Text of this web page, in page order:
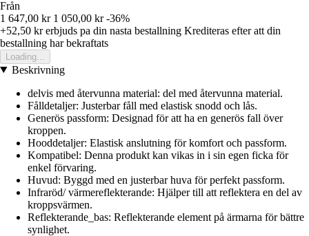
Från
1 647,00 kr 1 050,00 kr -36%
+52,50 krerbjuds pa din nasta bestallning Krediteras efter att din
bestallning har bekraftats
Loading...
Beskrivning
delvis med återvunna material: del med återvunna material.
Fålldetaljer: Justerbar fåll med elastisk snodd och lås.
Generös passform: Designad för att ha en generös fall över
kroppen.
Hooddetaljer: Elastisk anslutning för komfort och passform.
Kompatibel: Denna produkt kan vikas in i sin egen ficka för
enkel förvaring.
Huvud: Byggd med en justerbar huva för perfekt passform.
Infraröd/ värmereflekterande: Hjälper till att reflektera en del av
kroppsvärmen.
Reflekterande_bas: Reflekterande element på ärmarna för bättre
synlighet.